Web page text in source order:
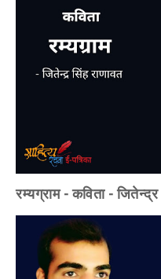
रम्यग्राम - कविता - जितेन्द्र